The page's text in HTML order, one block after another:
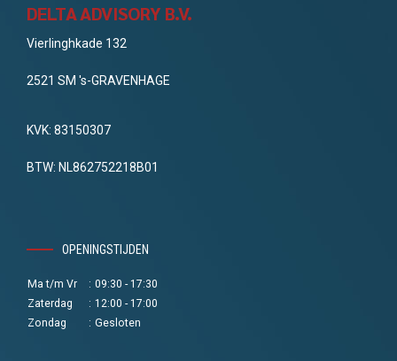
DELTA ADVISORY B.V.
Vierlinghkade 132
2521 SM 's-GRAVENHAGE
KVK: 83150307
BTW: NL862752218B01
OPENINGSTIJDEN
Ma t/m Vr : 09:30 - 17:30
Zaterdag
: 12:00 - 17:00
Zondag
: Gesloten